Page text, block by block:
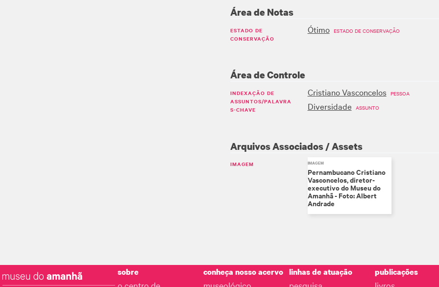
Área de Notas
ESTADO DE
CONSERVAÇÃO
Ótimo ESTADO DE CONSERVAÇÃO
Área de Controle
INDEXAÇÃO DE
ASSUNTOS/PALAVRA
S-CHAVE
Cristiano Vasconcelos PESSOA
Diversidade ASSUNTO
Arquivos Associados / Assets
IMAGEM IMAGEM
Pernambucano Cristiano
Vasconcelos, diretor-
executivo do Museu do
Amanhã - Foto: Albert
Andrade
sobre conheça nosso acervo linhas de atuação publicações